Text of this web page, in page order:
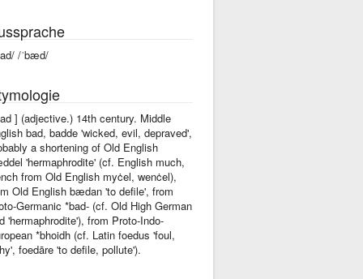
/ˈbæd/
] (adjective.) 14th century. Middle
bad, badde 'wicked, evil, depraved',
a shortening of Old English
'hermaphrodite' (cf. English much,
from Old English myċel, wenċel),
Old English bædan 'to defile', from
Germanic *bad- (cf. Old High German
'hermaphrodite'), from Proto-Indo-
*bhoidh (cf. Latin foedus 'foul,
foedāre 'to defile, pollute').